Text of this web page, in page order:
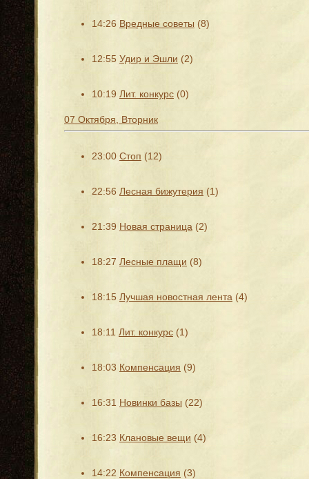
14:26 Вредные советы (8)
12:55 Удир и Эшли (2)
10:19 Лит. конкурс (0)
07 Октября, Вторник
23:00 Стоп (12)
22:56 Лесная бижутерия (1)
21:39 Новая страница (2)
18:27 Лесные плащи (8)
18:15 Лучшая новостная лента (4)
18:11 Лит. конкурс (1)
18:03 Компенсация (9)
16:31 Новинки базы (22)
16:23 Клановые вещи (4)
14:22 Компенсация (3)